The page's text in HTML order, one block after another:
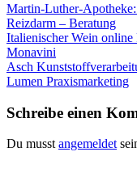
Martin-Luther-
Reizdarm – Beratung
Italienischer Wein
Monavini
Asch
Lumen Praxismarketing
Schreibe einen
Du musst angemeldet